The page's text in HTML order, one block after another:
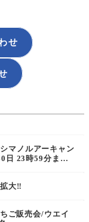
せ
マノルアーキャン
日 23時59分ま
大‼︎
ご販売会/ウエイ